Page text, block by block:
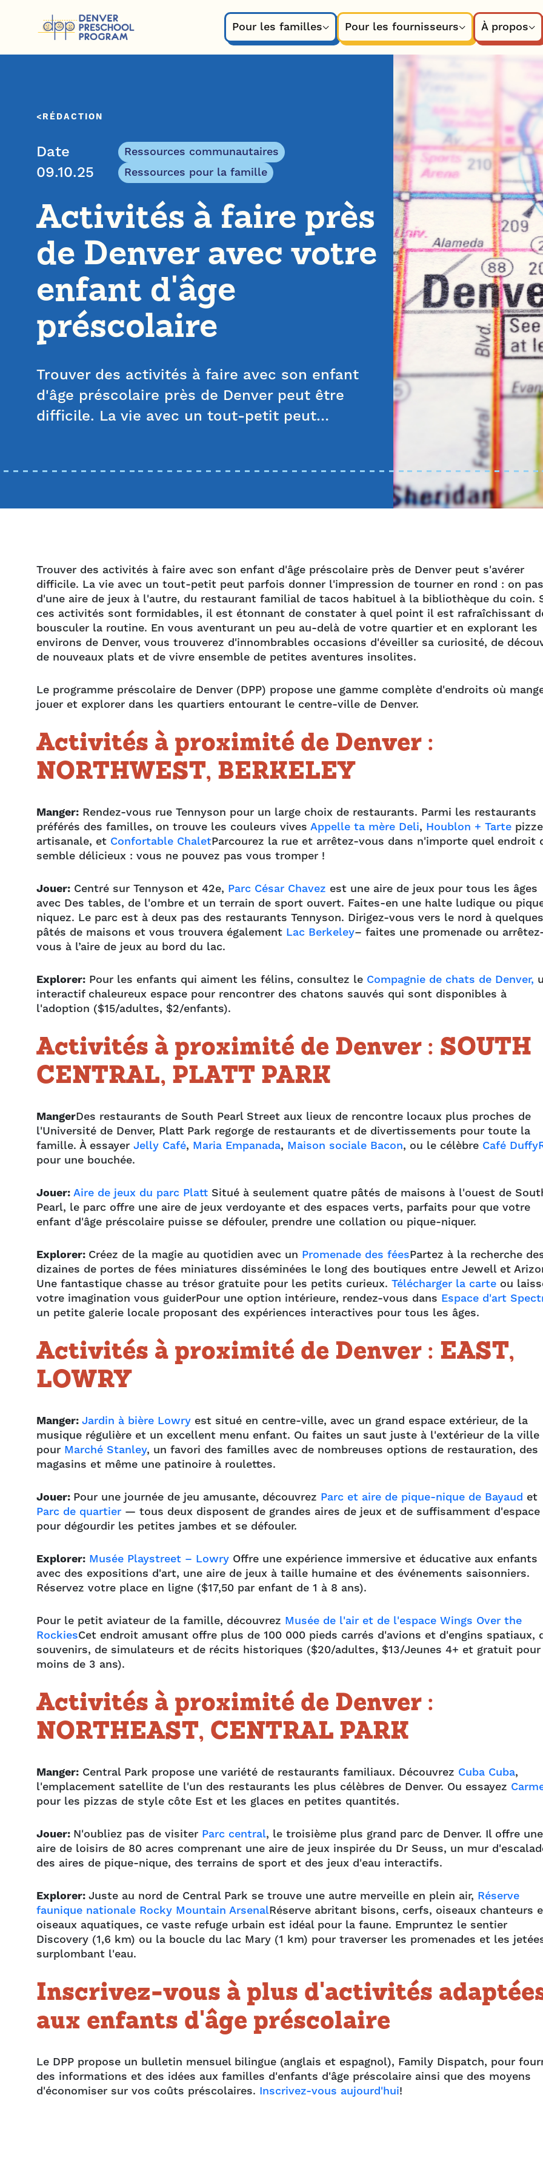
Pour les familles
Pour les fournisseurs À propos
RÉDACTION
Date
09.10.25
Ressources communautaires
Ressources pour la famille
Activités à faire près
de Denver avec votre
enfant d'âge
préscolaire
Trouver des activités à faire avec son enfant
d'âge préscolaire près de Denver peut être
difficile. La vie avec un tout-petit peut…
Trouver des activités à faire avec son enfant d'âge préscolaire près de Denver peut s'avérer
difficile. La vie avec un tout-petit peut parfois donner l'impression de tourner en rond : on
d'une aire de jeux à l'autre, du restaurant familial de tacos habituel à la bibliothèque du coin.
ces activités sont formidables, il est étonnant de constater à quel point il est rafraîchissant
bousculer la routine. En vous aventurant un peu au-delà de votre quartier et en explorant les
environs de Denver, vous trouverez d'innombrables occasions d'éveiller sa curiosité, de
de nouveaux plats et de vivre ensemble de petites aventures insolites.
Le programme préscolaire de Denver (DPP) propose une gamme complète d'endroits où
jouer et explorer dans les quartiers entourant le centre-ville de Denver.
Activités à proximité de Denver :
NORTHWEST, BERKELEY
Manger: Rendez-vous rue Tennyson pour un large choix de restaurants. Parmi les restaurants
préférés des familles, on trouve les couleurs vives Appelle ta mère Deli, Houblon + Tarte
artisanale, et Confortable ChaletParcourez la rue et arrêtez-vous dans n'importe quel endroit
semble délicieux : vous ne pouvez pas vous tromper !
Jouer: Centré sur Tennyson et 42e, Parc César Chavez est une aire de jeux pour tous les âges
avec Des tables, de l'ombre et un terrain de sport ouvert. Faites-en une halte ludique ou
niquez. Le parc est à deux pas des restaurants Tennyson. Dirigez-vous vers le nord à quelques
pâtés de maisons et vous trouvera également Lac Berkeley– faites une promenade ou
vous à l’aire de jeux au bord du lac.
Explorer: Pour les enfants qui aiment les félins, consultez le Compagnie de chats de Denver,
interactif chaleureux espace pour rencontrer des chatons sauvés qui sont disponibles à
l'adoption ($15/adultes, $2/enfants).
Activités à proximité de Denver : SOUTH
CENTRAL, PLATT PARK
MangerDes restaurants de South Pearl Street aux lieux de rencontre locaux plus proches de
l'Université de Denver, Platt Park regorge de restaurants et de divertissements pour toute la
famille. À essayer Jelly Café, Maria Empanada, Maison sociale Bacon, ou le célèbre Café
pour une bouchée.
Jouer: Aire de jeux du parc Platt Situé à seulement quatre pâtés de maisons à l'ouest de
Pearl, le parc offre une aire de jeux verdoyante et des espaces verts, parfaits pour que votre
enfant d'âge préscolaire puisse se défouler, prendre une collation ou pique-niquer.
Explorer: Créez de la magie au quotidien avec un Promenade des féesPartez à la recherche
dizaines de portes de fées miniatures disséminées le long des boutiques entre Jewell et
Une fantastique chasse au trésor gratuite pour les petits curieux. Télécharger la carte ou
votre imagination vous guiderPour une option intérieure, rendez-vous dans Espace d'art
un petite galerie locale proposant des expériences interactives pour tous les âges.
Activités à proximité de Denver : EAST,
LOWRY
Manger: Jardin à bière Lowry est situé en centre-ville, avec un grand espace extérieur, de la
musique régulière et un excellent menu enfant. Ou faites un saut juste à l'extérieur de la ville
pour Marché Stanley, un favori des familles avec de nombreuses options de restauration, des
magasins et même une patinoire à roulettes.
Jouer: Pour une journée de jeu amusante, découvrez Parc et aire de pique-nique de Bayaud et
Parc de quartier — tous deux disposent de grandes aires de jeux et de suffisamment d'espace
pour dégourdir les petites jambes et se défouler.
Explorer: Musée Playstreet – Lowry Offre une expérience immersive et éducative aux enfants
avec des expositions d'art, une aire de jeux à taille humaine et des événements saisonniers.
Réservez votre place en ligne ($17,50 par enfant de 1 à 8 ans).
Pour le petit aviateur de la famille, découvrez Musée de l'air et de l'espace Wings Over the
RockiesCet endroit amusant offre plus de 100 000 pieds carrés d'avions et d'engins spatiaux,
souvenirs, de simulateurs et de récits historiques ($20/adultes, $13/Jeunes 4+ et gratuit pour
moins de 3 ans).
Activités à proximité de Denver :
NORTHEAST, CENTRAL PARK
Manger: Central Park propose une variété de restaurants familiaux. Découvrez Cuba Cuba,
l'emplacement satellite de l'un des restaurants les plus célèbres de Denver. Ou essayez
pour les pizzas de style côte Est et les glaces en petites quantités.
Jouer: N'oubliez pas de visiter Parc central, le troisième plus grand parc de Denver. Il offre une
aire de loisirs de 80 acres comprenant une aire de jeux inspirée du Dr Seuss, un mur
des aires de pique-nique, des terrains de sport et des jeux d'eau interactifs.
Explorer: Juste au nord de Central Park se trouve une autre merveille en plein air, Réserve
faunique nationale Rocky Mountain ArsenalRéserve abritant bisons, cerfs, oiseaux chanteurs
oiseaux aquatiques, ce vaste refuge urbain est idéal pour la faune. Empruntez le sentier
Discovery (1,6 km) ou la boucle du lac Mary (1 km) pour traverser les promenades et les
surplombant l'eau.
Inscrivez-vous à plus d'activités
aux enfants d'âge préscolaire
Le DPP propose un bulletin mensuel bilingue (anglais et espagnol), Family Dispatch, pour
des informations et des idées aux familles d'enfants d'âge préscolaire ainsi que des moyens
d'économiser sur vos coûts préscolaires. Inscrivez-vous aujourd'hui!